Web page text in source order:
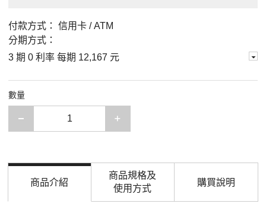
付款方式：
信用卡 / ATM
分期方式：
3 期 0 利率 每期 12,167 元
數量
減少一項
商品介紹
商品規格及
使用方式
購買說明